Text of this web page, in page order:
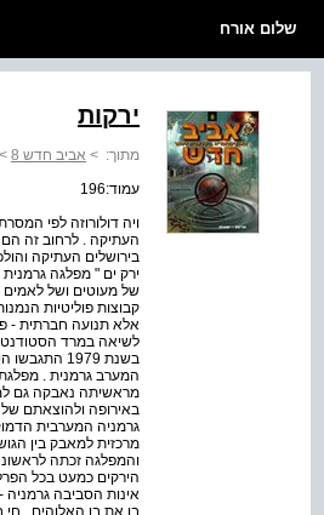
שלום אורח
ירקות
מתוך: > אביב חדש 8 >
עמוד:196
ויה דולורוזה לפי
העתיקה . לרחוב זה הם
בירושלים העתיקה
ירק ים " מפלגה
קבוצות פוליטיות
אלא תנועה חברתית -
בשנת 1979
המערב גרמנית .
מראשיתה נאבקה גם
באירופה ולהוצאתם
גרמניה המערבית
הירקים כמעט בכל
אינות הסביבה גרמניה